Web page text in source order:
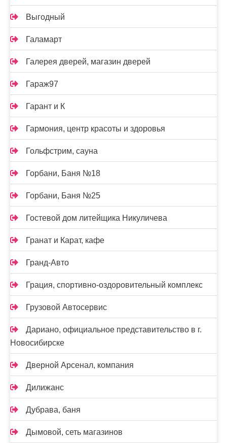
Выгодный
Галамарт
Галерея дверей, магазин дверей
Гараж97
Гарант и К
Гармония, центр красоты и здоровья
Гольфстрим, сауна
Горбани, Баня №18
Горбани, Баня №25
Гостевой дом литейщика Никуличева
Гранат и Карат, кафе
Гранд-Авто
Грация, спортивно-оздоровительный комплекс
Грузовой Автосервис
Дариано, официальное представительство в г.
Новосибирске
Дверной Арсенал, компания
Дилижанс
Дубрава, баня
Дымовой, сеть магазинов